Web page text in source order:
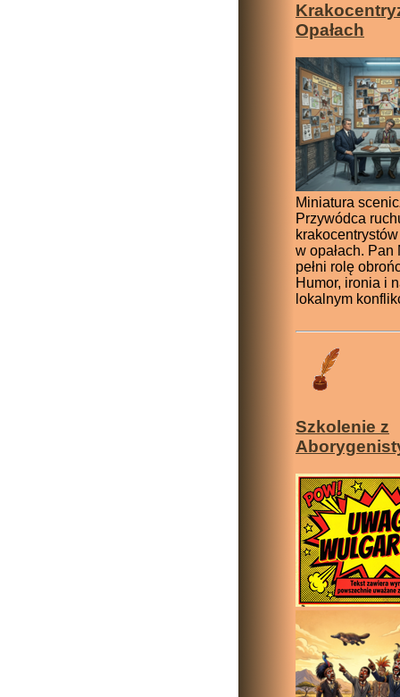
Opałach
Miniatura
Przywódca
w opałach. Pan
pełni rolę
Humor, ironia i
lokalnym
Szkolenie z